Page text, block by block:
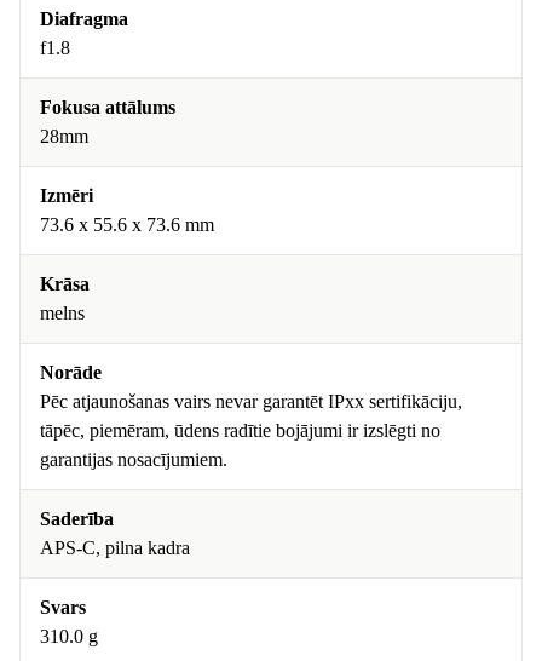
Diafragma
f1.8
Fokusa attālums
28mm
Izmēri
73.6 x 55.6 x 73.6 mm
Krāsa
melns
Norāde
Pēc atjaunošanas vairs nevar garantēt IPxx sertifikāciju,
tāpēc, piemēram, ūdens radītie bojājumi ir izslēgti no
garantijas nosacījumiem.
Saderība
APS-C, pilna kadra
Svars
310.0 g